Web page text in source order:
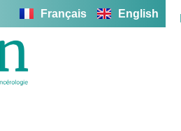
Français English